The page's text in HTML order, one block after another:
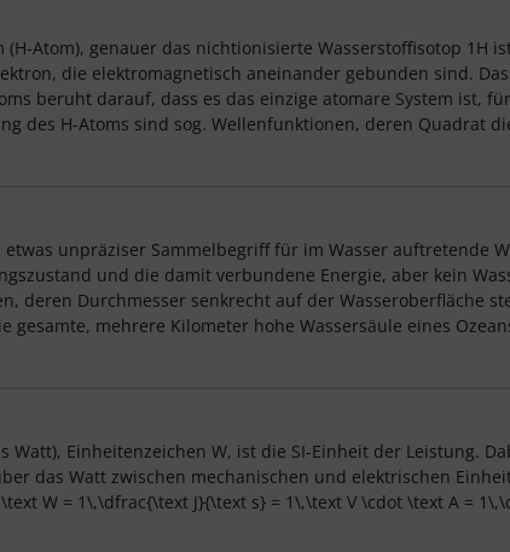
(H-Atom), genauer das nichtionisierte Wasserstoffisotop
die elektromagnetisch aneinander gebunden sind.
beruht darauf, dass es das einzige atomare System ist,
des H-Atoms sind sog. Wellenfunktionen, deren Quadrat
unpräziser Sammelbegriff für im Wasser auftretende
und die damit verbundene Energie, aber kein
deren Durchmesser senkrecht auf der Wasseroberfläche
gesamte, mehrere Kilometer hohe Wassersäule eines
Watt), Einheitenzeichen W, ist die SI-Einheit der
das Watt zwischen mechanischen und elektrischen
W = 1\,\dfrac{\text J}{\text s} = 1\,\text V \cdot \text A =